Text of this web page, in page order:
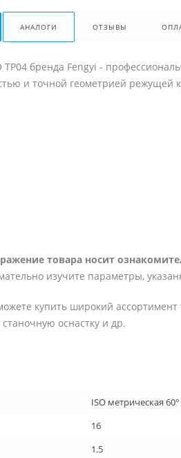
АНАЛОГИ ОТЗЫВЫ
TP04 бренда Fengyi -
и точной геометрией режущей
товара носит
изучите параметры,
купить широкий
оснастку и др.
ISO метрическая 60°
16
1.5